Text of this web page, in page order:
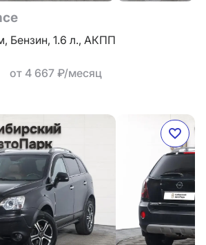
Бензин, 1.6 л., АКПП
от 4 667 ₽/месяц